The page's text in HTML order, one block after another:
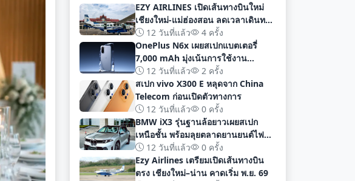
EZY AIRLINES เปิดเส้นทางบินใหม่
เชียงใหม่-แม่ฮ่องสอน ลดเวลาเดินทาง
เหลือเพียง 40 นาที
12 วันที่แล้ว
4 ครั้ง
OnePlus N6x เผยสเปกแบตเตอรี่
7,000 mAh มุ่งเน้นการใช้งาน
ยาวนานก่อนเปิดตัวอย่างเป็นทางการ
12 วันที่แล้ว
2 ครั้ง
สเปก vivo X300 E หลุดจาก China
Telecom ก่อนเปิดตัวทางการ
12 วันที่แล้ว
0 ครั้ง
BMW iX3 รุ่นฐานล้อยาวเผยสเปก
เหนือชั้น พร้อมลุยตลาดยานยนต์ไฟฟ้า
จีนด้วยระยะทาง 919 กม
12 วันที่แล้ว
0 ครั้ง
Ezy Airlines เตรียมเปิดเส้นทางบิน
ตรง เชียงใหม่–น่าน คาดเริ่ม พ.ย. 69